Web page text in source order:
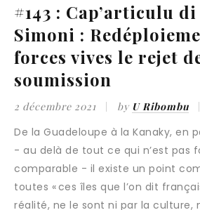
#143 : Cap’articulu
Simoni :
forces vives le rejet
soumission
2 décembre 2021 by U Ribombu
De la Guadeloupe à la Kanaky, en
- au delà de tout ce qui n’est pas
comparable - il existe un point
toutes « ces îles que l’on dit
réalité, ne le sont ni par la culture,